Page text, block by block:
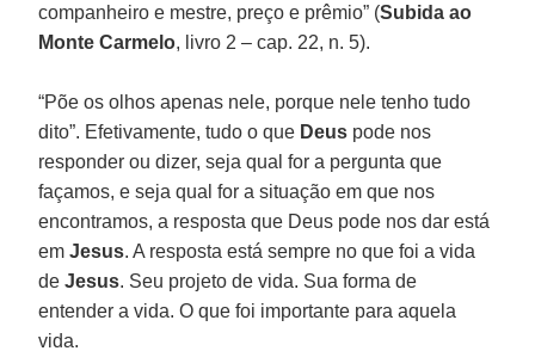
companheiro e mestre, preço e prêmio” (Subida ao
Monte Carmelo, livro 2 – cap. 22, n. 5).
“Põe os olhos apenas nele, porque nele tenho tudo
dito”. Efetivamente, tudo o que Deus pode nos
responder ou dizer, seja qual for a pergunta que
façamos, e seja qual for a situação em que nos
encontramos, a resposta que Deus pode nos dar está
emJesus. A resposta está sempre no que foi a vida
deJesus. Seu projeto de vida. Sua forma de
entender a vida. O que foi importante para aquela
vida.